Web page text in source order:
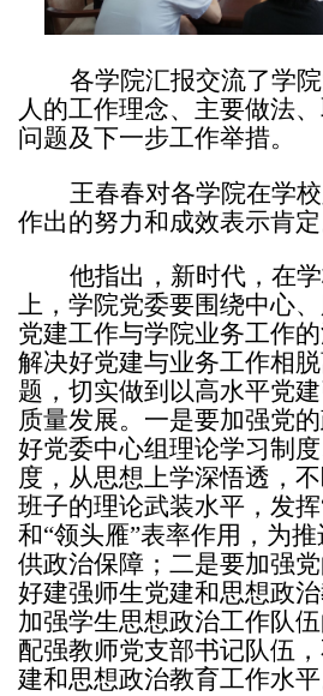
各学院汇报交流了学
人的工作理念、主要做法
问题及下一步工作举措。
王春春对各学院在学
作出的努力和成效表示肯定
他指出，新时代，在
上，学院党委要围绕中心
党建工作与学院业务工作
解决好党建与业务工作相
题，切实做到以高水平党
质量发展。一是要加强党
好党委中心组理论学习制度
度，从思想上学深悟透，
班子的理论武装水平，发
和“领头雁”表率作用，为
供政治保障；二是要加强
好建强师生党建和思想政治
加强学生思想政治工作队
配强教师党支部书记队伍
建和思想政治教育工作水平